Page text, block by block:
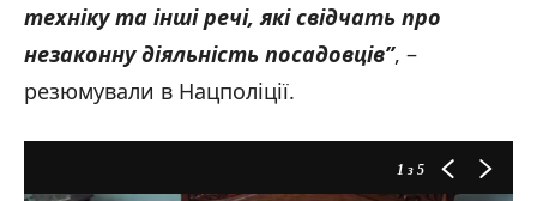
техніку та інші речі, які свідчать про
незаконну діяльність посадовців”, –
резюмували в Нацполіції.
1 з 5